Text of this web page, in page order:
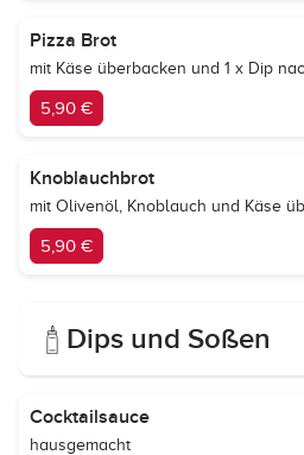
Pizza Brot
mit Käse überbacken und 1 x Dip
5,90 €
Knoblauchbrot
mit Olivenöl, Knoblauch und Käse
5,90 €
Dips und Soßen
Cocktailsauce
hausgemacht